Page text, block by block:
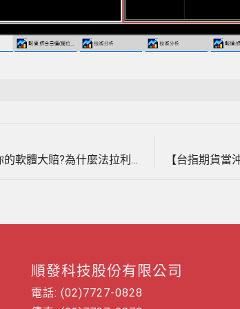
文
【台指期貨當沖】最近行情都在跳黏巴達，你的軟體大賠?為什麼法拉利期貨軟體還是有機會賺錢?3月28日至30日台指期貨教學。(1120330)
post:
順發科技股份有限公司
電話: (02)7727-0828